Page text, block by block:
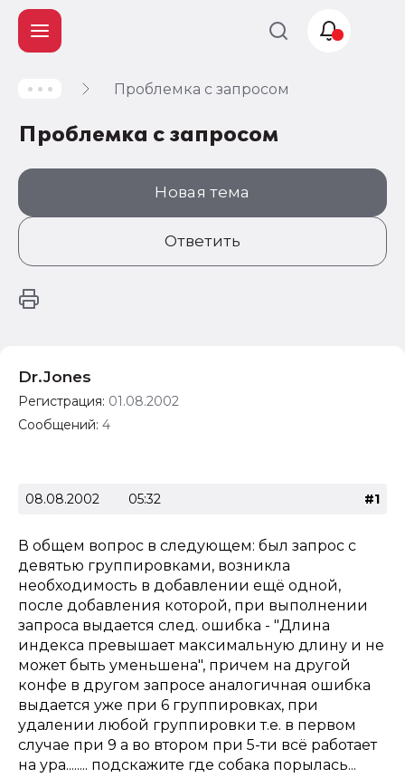
Проблемка с запросом
Проблемка с запросом
Новая тема
Ответить
Dr.Jones
Регистрация: 01.08.2002
Сообщений: 4
08.08.2002 05:32 #1
В общем вопрос в следующем: был запрос с
девятью группировками, возникла
необходимость в добавлении ещё одной,
после добавления которой, при выполнении
запроса выдается след. ошибка - "Длина
индекса превышает максимальную длину и не
может быть уменьшена", причем на другой
конфе в другом запросе аналогичная ошибка
выдается уже при 6 группировках, при
удалении любой группировки т.е. в первом
случае при 9 а во втором при 5-ти всё работает
на ура........ подскажите где собака порылась...
Учет и